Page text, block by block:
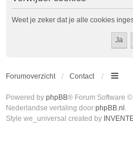
Weet je zeker dat je alle cookies
Forumoverzicht Contact
Powered by phpBB® Forum Software
Nederlandse vertaling door phpBB.nl .
Style we_universal created by